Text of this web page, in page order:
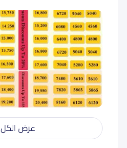
أول متوسط (Grade 7)
ثاني متوسط (Grade 8)
ثالث متوسط (Grade 9)
أول ثانوي (Grade 10)
ثاني ثانوي (Grade 11)
عرض الكل